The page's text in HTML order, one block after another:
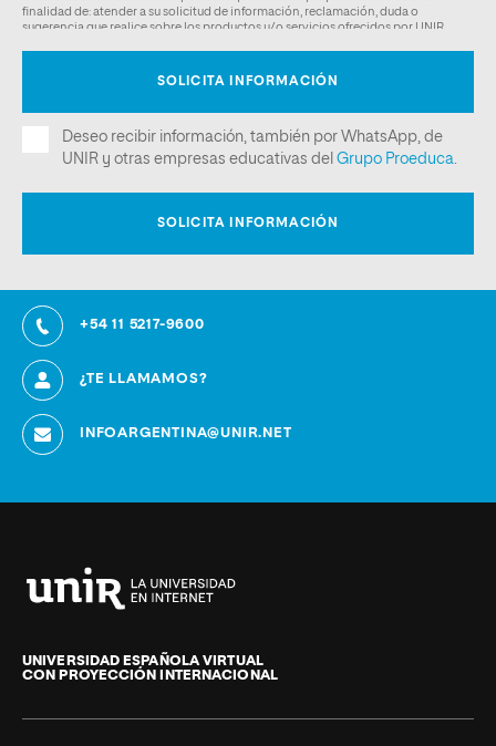
+54 11 5217-9600
¿TE LLAMAMOS?
INFOARGENTINA@UNIR.NET
de
La
UNIVERSIDAD ESPAÑOLA VIRTUAL
CON PROYECCIÓN INTERNACIONAL